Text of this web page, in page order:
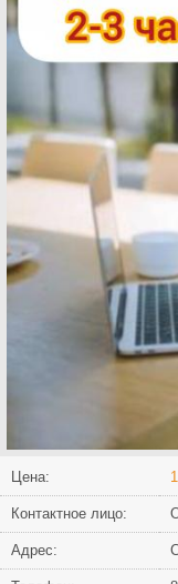
Цена:
Контактное лицо:
Адрес: